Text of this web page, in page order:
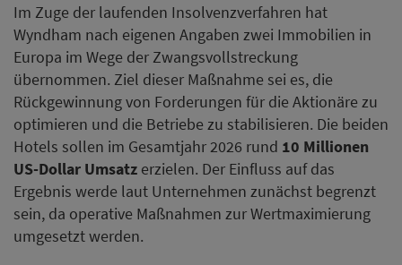
Im Zuge der laufenden Insolvenzverfahren hat
Wyndham nach eigenen Angaben zwei Immobilien in
Europa im Wege der Zwangsvollstreckung
übernommen. Ziel dieser Maßnahme sei es, die
Rückgewinnung von Forderungen für die Aktionäre zu
optimieren und die Betriebe zu stabilisieren. Die beiden
Hotels sollen im Gesamtjahr 2026 rund 10 Millionen
US-Dollar Umsatz erzielen. Der Einfluss auf das
Ergebnis werde laut Unternehmen zunächst begrenzt
sein, da operative Maßnahmen zur Wertmaximierung
umgesetzt werden.